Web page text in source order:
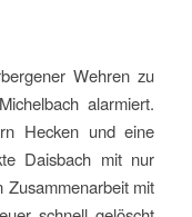
Wehren zu
alarmiert.
Hecken und eine
Daisbach mit nur
mit